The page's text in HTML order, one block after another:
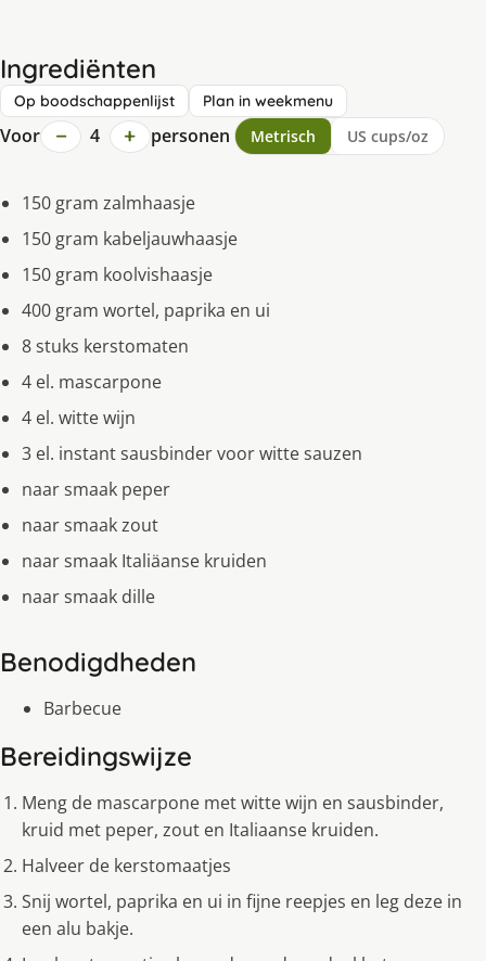
Ingrediënten
Op boodschappenlijst Plan in weekmenu
Voor − 4 + personen Metrisch US cups/oz
150 gram zalmhaasje
150 gram kabeljauwhaasje
150 gram koolvishaasje
400 gram wortel, paprika en ui
8 stuks kerstomaten
4 el. mascarpone
4 el. witte wijn
3 el. instant sausbinder voor witte sauzen
naar smaak peper
naar smaak zout
naar smaak Italiäanse kruiden
naar smaak dille
Benodigdheden
Barbecue
Bereidingswijze
Meng de mascarpone met witte wijn en sausbinder,
kruid met peper, zout en Italiaanse kruiden.
Halveer de kerstomaatjes
Snij wortel, paprika en ui in fijne reepjes en leg deze in
een alu bakje.